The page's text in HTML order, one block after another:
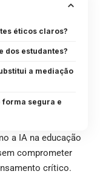
éticos claros?
dos estudantes?
a mediação
segura e
a IA na educação
comprometer
crítico.